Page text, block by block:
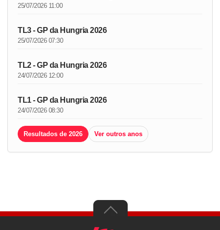
25/07/2026 11:00
TL3 - GP da Hungria 2026
25/07/2026 07:30
TL2 - GP da Hungria 2026
24/07/2026 12:00
TL1 - GP da Hungria 2026
24/07/2026 08:30
Resultados de 2026 Ver outros anos